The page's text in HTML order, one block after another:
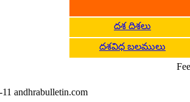
దశ దిశలు
దశవిధ బలములు
andhrabulletin.com